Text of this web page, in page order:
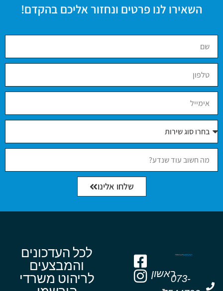
השאירו לנו פרטים ונחזור אליכם בהקדם!
שלחו אלינו
073-ראשון
-
לכל העדכונים
והמבצעים
לריהוט משרדי